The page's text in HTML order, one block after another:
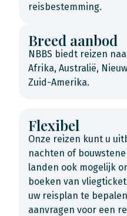
reisbestemming.
Breed aanbod
NBBS biedt reizen
Afrika, Australië,
Zuid-Amerika.
Flexibel
Onze reizen kunt u
nachten of
landen ook mogelijk
boeken van
uw reisplan te
aanvragen voor een